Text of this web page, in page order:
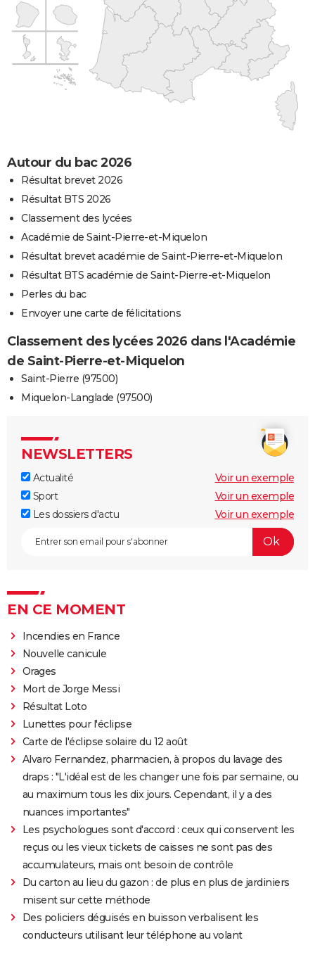
Autour du bac 2026
Résultat brevet 2026
Résultat BTS 2026
Classement des lycées
Académie de Saint-Pierre-et-Miquelon
Résultat brevet académie de Saint-Pierre-et-Miquelon
Résultat BTS académie de Saint-Pierre-et-Miquelon
Perles du bac
Envoyer une carte de félicitations
Classement des lycées 2026 dans l'Académie
de Saint-Pierre-et-Miquelon
Saint-Pierre (97500)
Miquelon-Langlade (97500)
NEWSLETTERS
Actualité
Voir un exemple
Sport
Voir un exemple
Les dossiers d'actu
Voir un exemple
EN CE MOMENT
Incendies en France
Nouvelle canicule
Orages
Mort de Jorge Messi
Résultat Loto
Lunettes pour l'éclipse
Carte de l'éclipse solaire du 12 août
Alvaro Fernandez, pharmacien, à propos du lavage des
draps : "L'idéal est de les changer une fois par semaine, ou
au maximum tous les dix jours. Cependant, il y a des
nuances importantes"
Les psychologues sont d'accord : ceux qui conservent les
reçus ou les vieux tickets de caisses ne sont pas des
accumulateurs, mais ont besoin de contrôle
Du carton au lieu du gazon : de plus en plus de jardiniers
misent sur cette méthode
Des policiers déguisés en buisson verbalisent les
conducteurs utilisant leur téléphone au volant